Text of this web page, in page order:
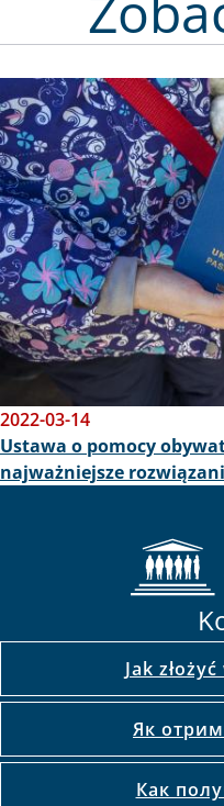
Obraz
2022-03-14
Ustawa o pomocy
najważniejsze
Jak
Як
Как